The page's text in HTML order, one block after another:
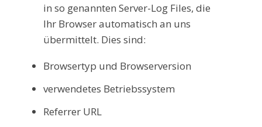
in so genannten Server-Log Files, die
Ihr Browser automatisch an uns
übermittelt. Dies sind:
Browsertyp und Browserversion
verwendetes Betriebssystem
Referrer URL